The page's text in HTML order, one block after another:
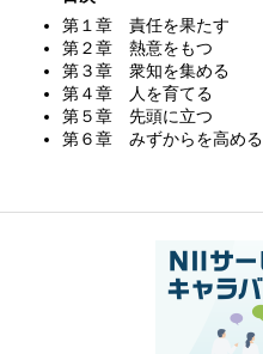
第１章 責任を果たす
第２章 熱意をもつ
第３章 衆知を集める
第４章 人を育てる
第５章 先頭に立つ
第６章 みずからを高める